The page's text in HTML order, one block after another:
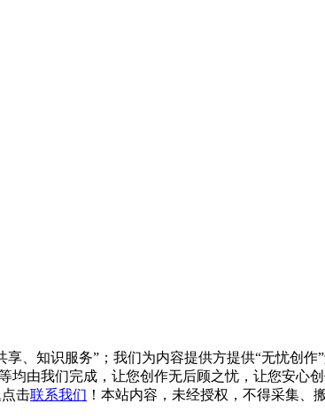
、知识服务”；我们为内容提供方提供“无忧创
由我们完成，让您创作无后顾之忧，让您安心
点击联系我们 ！本站内容，未经授权，不得采集、